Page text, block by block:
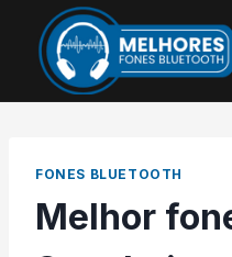
Conteúdo
FONES BLUETOOTH
Melhor